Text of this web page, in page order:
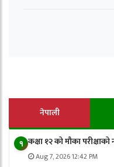
नेपाली
१ कक्षा १२ को मौका परीक्षाको
Aug 7, 2026 12:42 PM